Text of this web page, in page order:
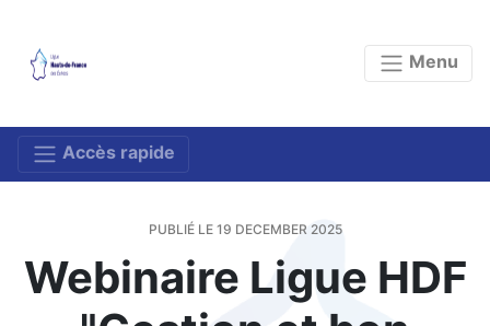
Menu
Accès rapide
PUBLIÉ LE 19 DECEMBER 2025
Webinaire Ligue HDF